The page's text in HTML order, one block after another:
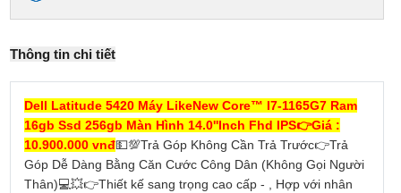
Thông tin chi tiết
Dell Latitude 5420 Máy LikeNew Core™ I7-1165G7 Ram
16gb Ssd 256gb Màn Hình 14.0''Inch Fhd IPS👉Giá :
10.900.000 vnđ💵💯Trả Góp Không Cần Trả Trước👉Trả
Góp Dễ Dàng Bằng Căn Cước Công Dân (Không Gọi Người
Thân)💻💥👉Thiết kế sang trọng cao cấp - , Hợp với nhân